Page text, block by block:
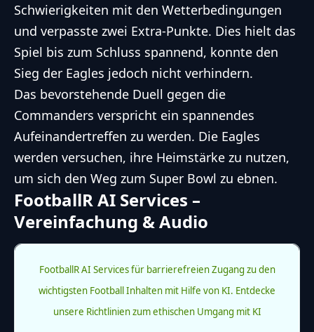
Schwierigkeiten mit den Wetterbedingungen
und verpasste zwei Extra-Punkte. Dies hielt das
Spiel bis zum Schluss spannend, konnte den
Sieg der Eagles jedoch nicht verhindern.
Das bevorstehende Duell gegen die
Commanders verspricht ein spannendes
Aufeinandertreffen zu werden. Die Eagles
werden versuchen, ihre Heimstärke zu nutzen,
um sich den Weg zum Super Bowl zu ebnen.
FootballR AI Services –
Vereinfachung & Audio
FootballR AI Services für barrierefreien Zugang zu den
wichtigsten Football Inhalten mit Hilfe von KI. Entdecke
unsere Richtlinien zum ethischen Umgang mit KI